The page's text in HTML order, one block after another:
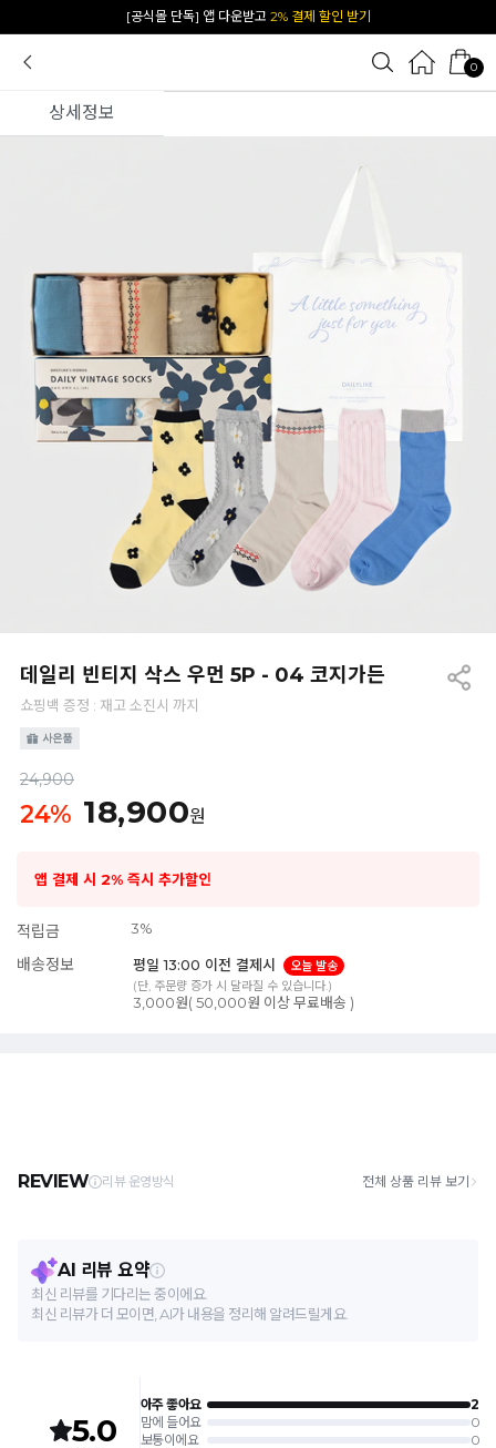
[공식몰 단독] 앱 다운받고 2% 결제 할인 받기
0
상세정보
데일리 빈티지 삭스 우먼 5P - 04 코지가든
쇼핑백 증정 : 재고 소진시 까지
24,900
24% 18,900원
앱 결제 시 2% 즉시 추가할인
적립금 3%
배송정보 평일 13:00 이전 결제시
오늘 발송
(단, 주문량 증가 시 달라질 수 있습니다.)
3,000원( 50,000원 이상 무료배송 )